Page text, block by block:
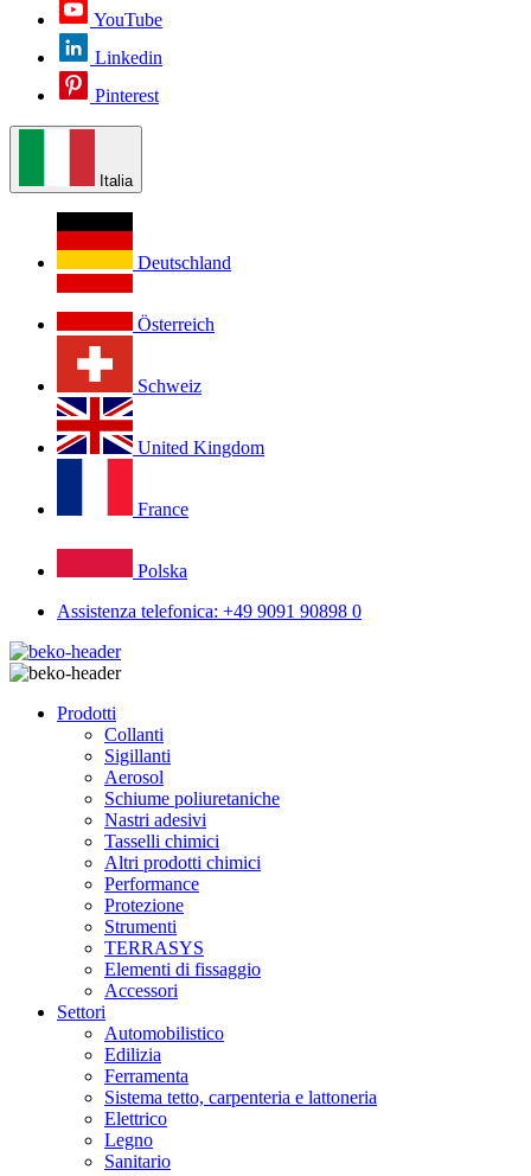
YouTube
Linkedin
Pinterest
Italia
Deutschland
Österreich
Schweiz
United Kingdom
France
Polska
Assistenza telefonica: +49 9091 90898 0
Prodotti
Collanti
Sigillanti
Aerosol
Schiume poliuretaniche
Nastri adesivi
Tasselli chimici
Altri prodotti chimici
Performance
Protezione
Strumenti
TERRASYS
Elementi di fissaggio
Accessori
Settori
Automobilistico
Edilizia
Ferramenta
Sistema tetto, carpenteria e lattoneria
Elettrico
Legno
Sanitario